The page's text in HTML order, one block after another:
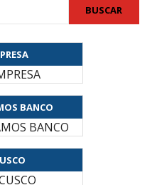
BUSCAR
BANCO